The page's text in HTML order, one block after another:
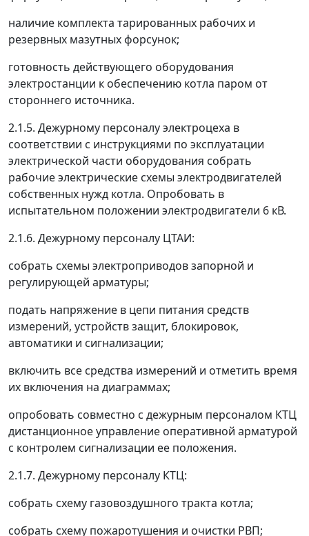
наличие комплекта тарированных рабочих и
резервных мазутных форсунок;
готовность действующего оборудования
электростанции к обеспечению котла паром от
стороннего источника.
2.1.5. Дежурному персоналу электроцеха в
соответствии с инструкциями по эксплуатации
электрической части оборудования собрать
рабочие электрические схемы электродвигателей
собственных нужд котла. Опробовать в
испытательном положении электродвигатели 6 кВ.
2.1.6. Дежурному персоналу ЦТАИ:
собрать схемы электроприводов запорной и
регулирующей арматуры;
подать напряжение в цепи питания средств
измерений, устройств защит, блокировок,
автоматики и сигнализации;
включить все средства измерений и отметить время
их включения на диаграммах;
опробовать совместно с дежурным персоналом КТЦ
дистанционное управление оперативной арматурой
с контролем сигнализации ее положения.
2.1.7. Дежурному персоналу КТЦ:
собрать схему газовоздушного тракта котла;
собрать схему пожаротушения и очистки РВП;